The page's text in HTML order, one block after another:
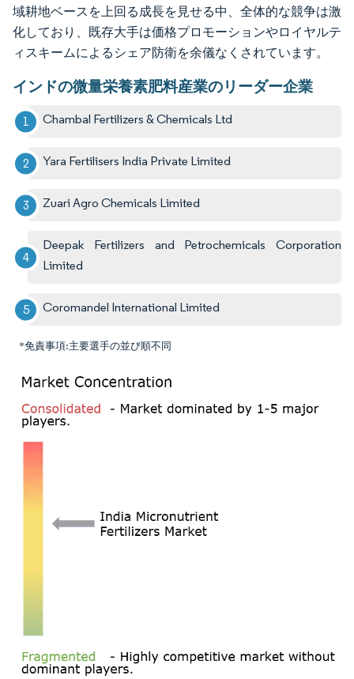
域耕地ベースを上回る成長を見せる中、全体的な競争は激
化しており、既存大手は価格プロモーションやロイヤルテ
ィスキームによるシェア防衛を余儀なくされています。
インドの微量栄養素肥料産業のリーダー企業
Chambal Fertilizers & Chemicals Ltd
Yara Fertilisers India Private Limited
Zuari Agro Chemicals Limited
Deepak Fertilizers and Petrochemicals Corporation
Limited
Coromandel International Limited
*免責事項:主要選手の並び順不同